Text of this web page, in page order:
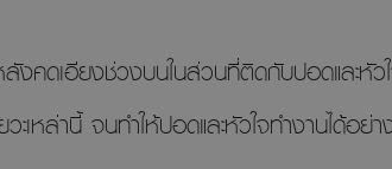
งคดเอียงช่วงบนในส่วนที่ติดกับปอดและหัว
ะเหล่านี้ จนทำให้ปอดและหัวใจทำงานได้อ